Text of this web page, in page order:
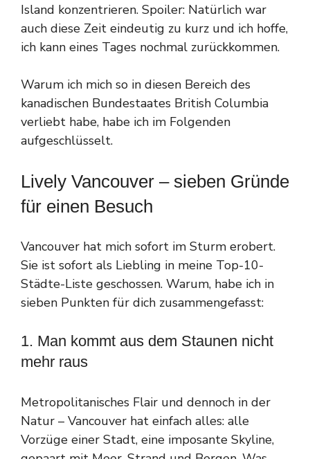
Island konzentrieren. Spoiler: Natürlich war
auch diese Zeit eindeutig zu kurz und ich hoffe,
ich kann eines Tages nochmal zurückkommen.
Warum ich mich so in diesen Bereich des
kanadischen Bundestaates British Columbia
verliebt habe, habe ich im Folgenden
aufgeschlüsselt.
Lively Vancouver – sieben Gründe
für einen Besuch
Vancouver hat mich sofort im Sturm erobert.
Sie ist sofort als Liebling in meine Top-10-
Städte-Liste geschossen. Warum, habe ich in
sieben Punkten für dich zusammengefasst:
1. Man kommt aus dem Staunen nicht
mehr raus
Metropolitanisches Flair und dennoch in der
Natur – Vancouver hat einfach alles: alle
Vorzüge einer Stadt, eine imposante Skyline,